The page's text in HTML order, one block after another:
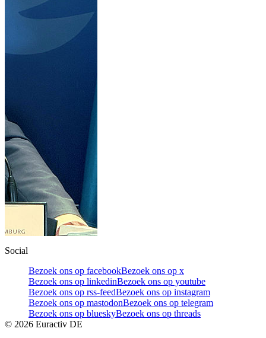
Social
Bezoek ons op facebookBezoek ons op x
Bezoek ons op linkedinBezoek ons op youtube
Bezoek ons op rss-feedBezoek ons op instagram
Bezoek ons op mastodonBezoek ons op telegram
Bezoek ons op blueskyBezoek ons op threads
© 2026 Euractiv DE